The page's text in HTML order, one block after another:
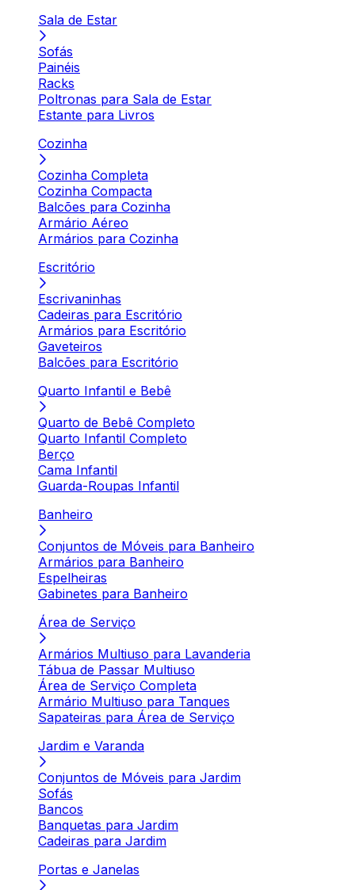
Sala de Estar
Sofás
Painéis
Racks
Poltronas para Sala de Estar
Estante para Livros
Cozinha
Cozinha Completa
Cozinha Compacta
Balcões para Cozinha
Armário Aéreo
Armários para Cozinha
Escritório
Escrivaninhas
Cadeiras para Escritório
Armários para Escritório
Gaveteiros
Balcões para Escritório
Quarto Infantil e Bebê
Quarto de Bebê Completo
Quarto Infantil Completo
Berço
Cama Infantil
Guarda-Roupas Infantil
Banheiro
Conjuntos de Móveis para Banheiro
Armários para Banheiro
Espelheiras
Gabinetes para Banheiro
Área de Serviço
Armários Multiuso para Lavanderia
Tábua de Passar Multiuso
Área de Serviço Completa
Armário Multiuso para Tanques
Sapateiras para Área de Serviço
Jardim e Varanda
Conjuntos de Móveis para Jardim
Sofás
Bancos
Banquetas para Jardim
Cadeiras para Jardim
Portas e Janelas